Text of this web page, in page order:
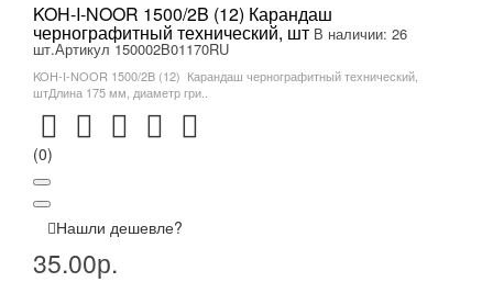
KOH-I-NOOR 1500/2B (12) Карандаш
чернографитный технический, шт В наличии: 26
шт.Артикул 150002B01170RU
KOH-I-NOOR 1500/2B (12) Карандаш чернографитный технический,
штДлина 175 мм, диаметр гри..
(0)
Нашли дешевле?
35.00р.